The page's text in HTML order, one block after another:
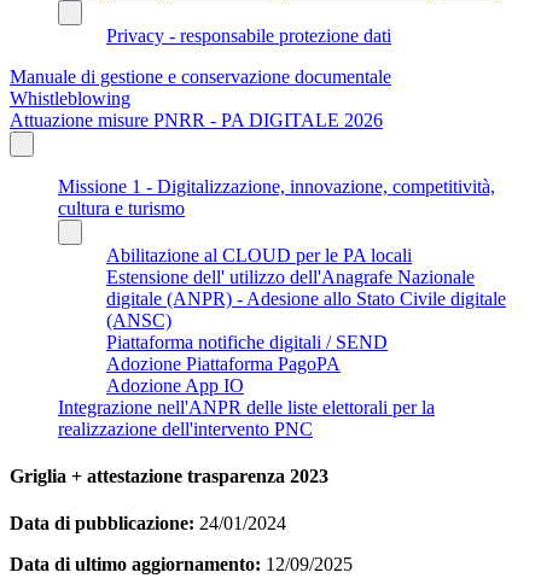
Privacy - responsabile protezione dati
Manuale di gestione e conservazione documentale
Whistleblowing
Attuazione misure PNRR - PA DIGITALE 2026
Missione 1 - Digitalizzazione, innovazione, competitività,
cultura e turismo
Abilitazione al CLOUD per le PA locali
Estensione dell' utilizzo dell'Anagrafe Nazionale
digitale (ANPR) - Adesione allo Stato Civile digitale
(ANSC)
Piattaforma notifiche digitali / SEND
Adozione Piattaforma PagoPA
Adozione App IO
Integrazione nell'ANPR delle liste elettorali per la
realizzazione dell'intervento PNC
Griglia + attestazione trasparenza 2023
Data di pubblicazione: 24/01/2024
Data di ultimo aggiornamento: 12/09/2025